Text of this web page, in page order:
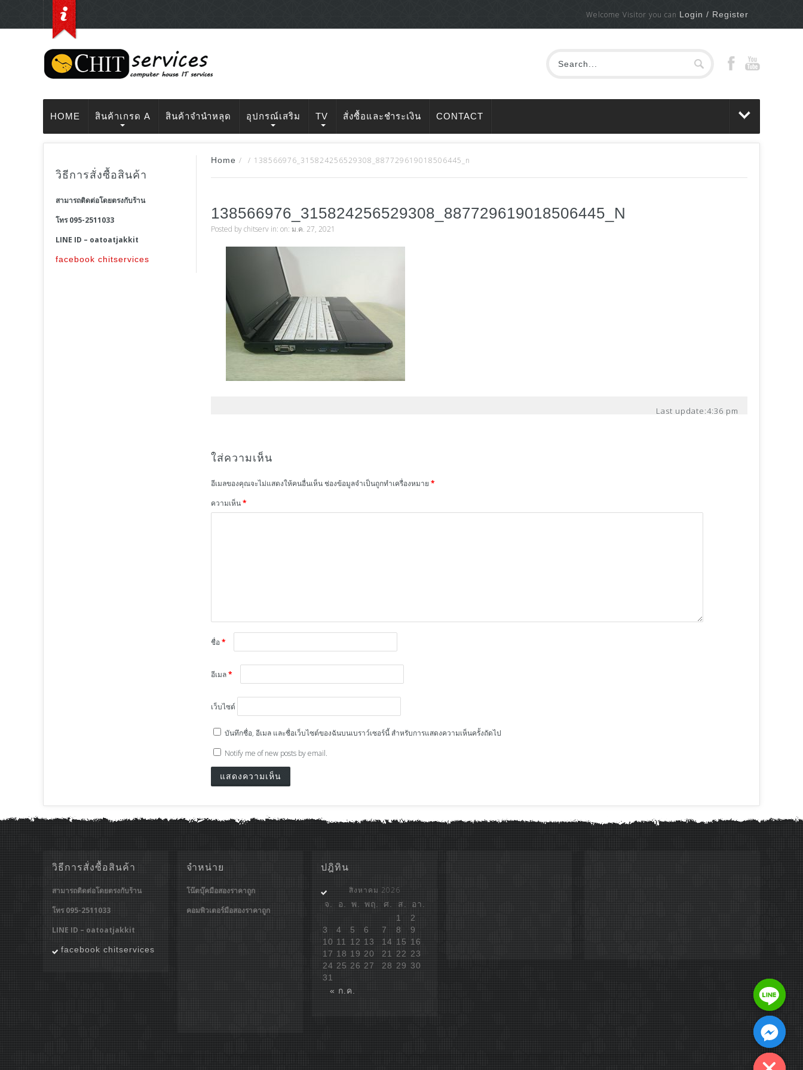
Welcome Visitor you can Login / Register
HOME สินค้าเกรด A สินค้าจำนำหลุด อุปกรณ์เสริม TV สั่งซื้อและชำระเงิน CONTACT
วิธีการสั่งซื้อสินค้า
สามารถติดต่อโดยตรงกับร้าน
โทร 095-2511033
LINE ID – oatoatjakkit
facebook chitservices
Home / / 138566976_315824256529308_887729619018506445_n
138566976_315824256529308_887729619018506445_N
Posted bychitserv in: on: ม.ค. 27, 2021
Last update:4:36 pm
ใส่ความเห็น
อีเมลของคุณจะไม่แสดงให้คนอื่นเห็นช่องข้อมูลจำเป็นถูกทำเครื่องหมาย *
ความเห็น*
ชื่อ*
อีเมล*
เว็บไซต์
บันทึกชื่อ, อีเมล และชื่อเว็บไซต์ของฉันบนเบราว์เซอร์นี้ สำหรับการแสดงความเห็นครั้งถัดไป
Notify me of new posts by email.
วิธีการสั่งซื้อสินค้า
สามารถติดต่อโดยตรงกับร้าน
โทร 095-2511033
LINE ID – oatoatjakkit
facebook chitservices
จำหน่าย
โน๊ตบุ๊คมือสองราคาถูก
คอมพิวเตอร์มือสองราคาถูก
ปฎิทิน
สิงหาคม 2026
จ. อ. พ. พฤ. ศ. ส.
อา.
1
2
3
4 5 6 7 8
9
10 11 12 13 14 15 16
17 18 19 20 21 22 23
24 25 26 27 28 29 30
31
« ก.ค.